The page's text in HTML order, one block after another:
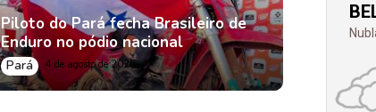
Piloto do Pará fecha Brasileiro de
Enduro no pódio nacional
Pará 4 de agosto de 2026